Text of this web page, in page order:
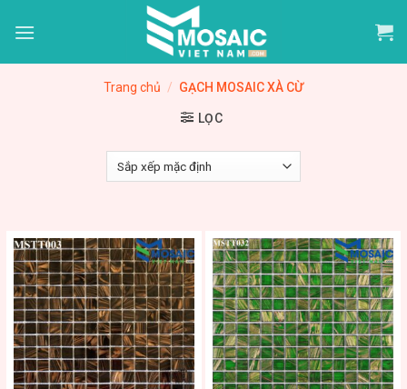
Trang chủ / GẠCH MOSAIC XÀ CỪ
LỌC